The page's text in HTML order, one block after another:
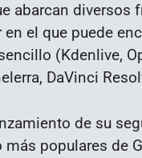
abarcan diversos
el que puede
(Kdenlive,
DaVinci
de su
populares de